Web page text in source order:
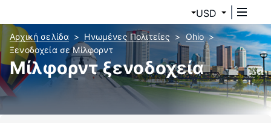
USD
Αρχική σελίδα Ηνωμένες Πολιτείες
Ohio
Ξενοδοχεία σε Μίλφορντ
Μίλφορντ ξενοδοχεία